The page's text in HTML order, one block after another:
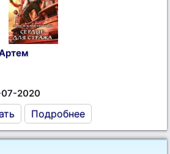
2020
Подробнее